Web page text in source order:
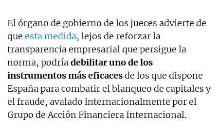
El órgano de gobierno de los jueces advierte de
que esta medida, lejos de reforzar la
transparencia empresarial que persigue la
norma, podríadebilitar uno de los
instrumentos más eficacesde los que dispone
España para combatir el blanqueo de capitales y
el fraude, avalado internacionalmente por el
Grupo de Acción Financiera Internacional.